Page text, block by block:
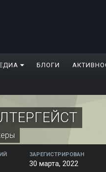
БЛОГИ
ЗАРЕГИСТРИРОВАН
30 марта, 2022